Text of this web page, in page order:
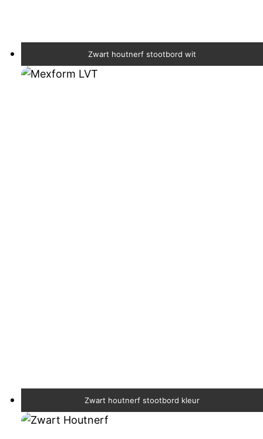
Zwart houtnerf stootbord wit
Zwart houtnerf stootbord kleur